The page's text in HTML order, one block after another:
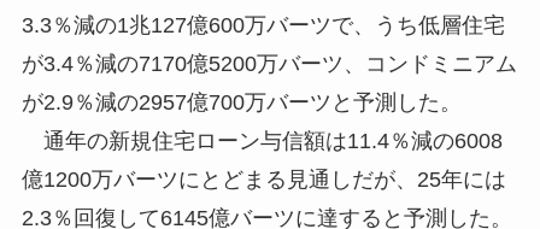
3.3％減の1兆127億600万バーツで、うち低層住宅
が3.4％減の7170億5200万バーツ、コンドミニアム
が2.9％減の2957億700万バーツと予測した。
通年の新規住宅ローン与信額は11.4％減の6008
億1200万バーツにとどまる見通しだが、25年には
2.3％回復して6145億バーツに達すると予測した。